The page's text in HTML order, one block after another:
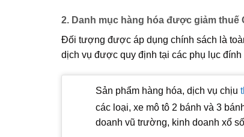
2. Danh mục hàng hóa được giảm thuế
Đối tượng được áp dụng chính sách là
dịch vụ được quy định tại các phụ lục
Sản phẩm hàng hóa, dịch vụ chịu
các loại, xe mô tô 2 bánh và 3
doanh vũ trường, kinh doanh xổ